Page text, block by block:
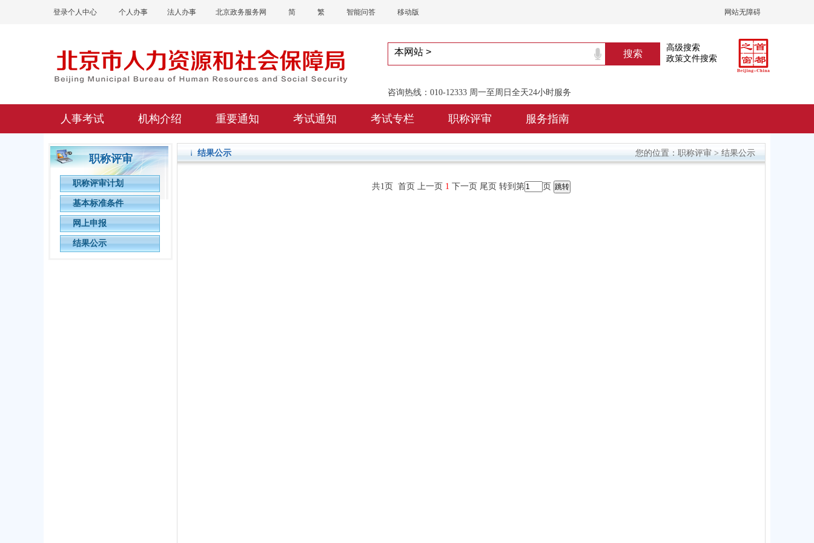
登录个人中心 个人办事 法人办事 北京政务服务网 简 繁 网站无障碍
智能问答 移动版
高级搜索
政策文件搜索
咨询热线：010-12333 周一至周日全天24小时服务
人事考试 机构介绍 重要通知 考试通知 考试专栏 职称评审 服务指南
职称评审
职称评审计划
基本标准条件
网上申报
结果公示
结果公示 您的位置：职称评审>结果公示
共1页 首页 上一页 1 下一页 尾页 转到第 页